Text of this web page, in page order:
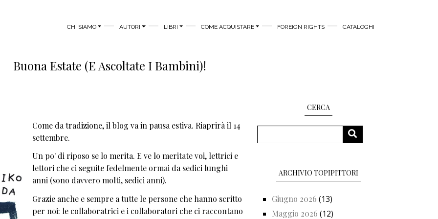
MAIN MENU
CHI SIAMO AUTORI LIBRI COME ACQUISTARE FOREIGN RIGHTS CATALOGHI
Buona Estate (e Ascoltate I Bambini)!
Come da tradizione, il blog va in pausa estiva. Riaprirà il 14
settembre.
Un po' di riposo se lo merita. E ve lo meritate voi, lettrici e
lettori che ci seguite fedelmente ormai da sedici lunghi
anni (sono davvero molti, sedici anni).
Grazie anche e sempre a tutte le persone che hanno scritto
per noi: le collaboratrici e i collaboratori che ci raccontano
CERCA
CERCA
ARCHIVIO TOPIPITTORI
Giugno 2026 (13)
Maggio 2026 (12)